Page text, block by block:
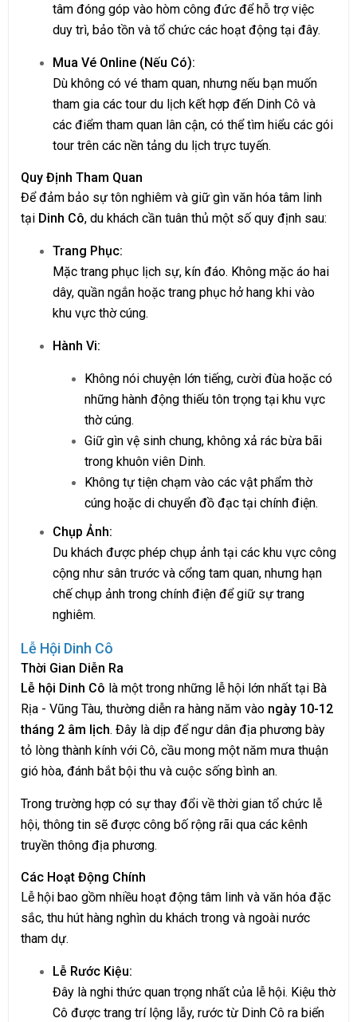
tâm đóng góp vào hòm công đức để hỗ trợ việc
duy trì, bảo tồn và tổ chức các hoạt động tại đây.
Mua Vé Online (Nếu Có):
Dù không có vé tham quan, nhưng nếu bạn muốn
tham gia các tour du lịch kết hợp đến Dinh Cô và
các điểm tham quan lân cận, có thể tìm hiểu các gói
tour trên các nền tảng du lịch trực tuyến.
Quy Định Tham Quan
Để đảm bảo sự tôn nghiêm và giữ gìn văn hóa tâm linh
tại Dinh Cô, du khách cần tuân thủ một số quy định sau:
Trang Phục:
Mặc trang phục lịch sự, kín đáo. Không mặc áo hai
dây, quần ngắn hoặc trang phục hở hang khi vào
khu vực thờ cúng.
Hành Vi:
Không nói chuyện lớn tiếng, cười đùa hoặc có
những hành động thiếu tôn trọng tại khu vực
thờ cúng.
Giữ gìn vệ sinh chung, không xả rác bừa bãi
trong khuôn viên Dinh.
Không tự tiện chạm vào các vật phẩm thờ
cúng hoặc di chuyển đồ đạc tại chính điện.
Chụp Ảnh:
Du khách được phép chụp ảnh tại các khu vực công
cộng như sân trước và cổng tam quan, nhưng hạn
chế chụp ảnh trong chính điện để giữ sự trang
nghiêm.
Lễ Hội Dinh Cô
Thời Gian Diễn Ra
Lễ hội Dinh Cô là một trong những lễ hội lớn nhất tại Bà
Rịa - Vũng Tàu, thường diễn ra hàng năm vào ngày 10-12
tháng 2 âm lịch. Đây là dịp để ngư dân địa phương bày
tỏ lòng thành kính với Cô, cầu mong một năm mưa thuận
gió hòa, đánh bắt bội thu và cuộc sống bình an.
Trong trường hợp có sự thay đổi về thời gian tổ chức lễ
hội, thông tin sẽ được công bố rộng rãi qua các kênh
truyền thông địa phương.
Các Hoạt Động Chính
Lễ hội bao gồm nhiều hoạt động tâm linh và văn hóa đặc
sắc, thu hút hàng nghìn du khách trong và ngoài nước
tham dự.
Lễ Rước Kiệu:
Đây là nghi thức quan trọng nhất của lễ hội. Kiệu thờ
Cô được trang trí lộng lẫy, rước từ Dinh Cô ra biển